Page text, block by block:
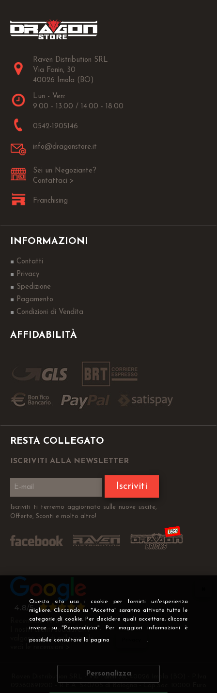
Questo sito usa i cookie per fornirti un'esperienza
migliore. Cliccando su "Accetta" saranno attivate tutte le
categorie di cookie. Per decidere quali accettare, cliccare
invece su "Personalizza". Per maggiori informazioni è
possibile consultare la pagina .
Personalizza
Raven Distribution SRL
Via Fanin, 30
40026 Imola (BO)
Lun - Ven:
9.00 - 13.00 / 14.00 - 18.00
0542-1905146
info@dragonstore.it
Sei un Negoziante?
Contattaci >
Franchising
INFORMAZIONI
Contatti
Privacy
Spedizione
Pagamento
Condizioni di Vendita
AFFIDABILITÀ
RESTA COLLEGATO
ISCRIVITI ALLA NEWSLETTER
Iscriviti
Iscriviti ti terremo aggiornato sulle nuove uscite,
Offerte, Sconti e molto altro!
Recensioni Verificate
I nostri clienti soddisfatti
valgono più di mille parole
Raven Distribution SRL - Via Fanin 30, 40026 Imola (BO) - P.Iva